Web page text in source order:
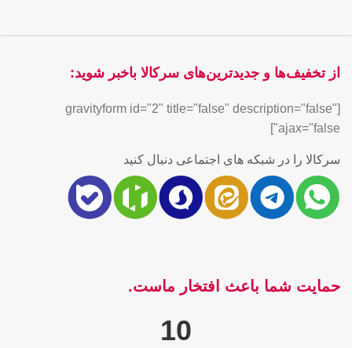
از تخفیف‌ها و جدیدترین‌های سرکالا باخبر شوید:
[gravityform id="2" title="false" description="false"
ajax="false"]
سرکالا را در شبکه های اجتماعی دنبال کنید
حمایت شما باعث افتخار ماست.
10